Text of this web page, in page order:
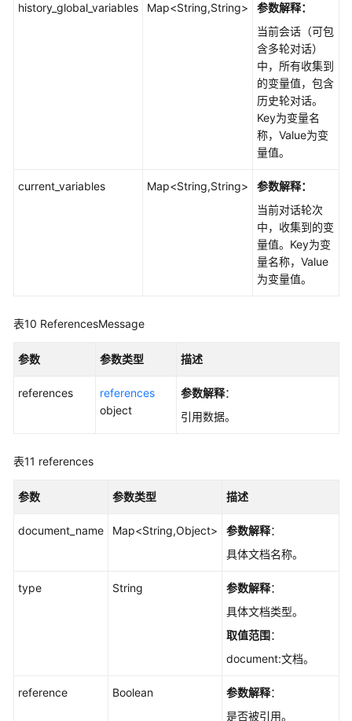
history_global_variables Map<String,String>
参数解释：
当前会话（可包
含多轮对话）
中，所有收集到
的变量值，包含
历史轮对话。
Key为变量名
称，Value为变
量值。
current_variables Map<String,String>
参数解释：
当前对话轮次
中，收集到的变
量值。Key为变
量名称，Value
为变量值。
表10 ReferencesMessage
参数 参数类型 描述
references
references
object
参数解释：
引用数据。
表11 references
参数 参数类型 描述
document_name Map<String,Object> 参数解释：
具体文档名称。
type String 参数解释：
具体文档类型。
取值范围：
document:文档。
reference Boolean 参数解释：
是否被引用。